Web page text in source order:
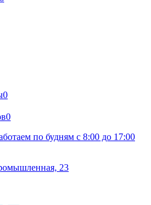
0
0
по будням с 8:00 до 17:00
23